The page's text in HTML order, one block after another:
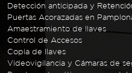
Detección anticipada y
Puertas Acorazadas en
Amaestramiento de llaves
Control de Accesos
Copia de llaves
Videovigilancia y Cámaras de